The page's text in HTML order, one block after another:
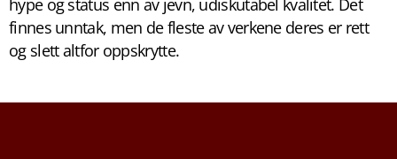
hype og status enn av jevn, udiskutabel kvalitet. Det
finnes unntak, men de fleste av verkene deres er rett
og slett altfor oppskrytte.